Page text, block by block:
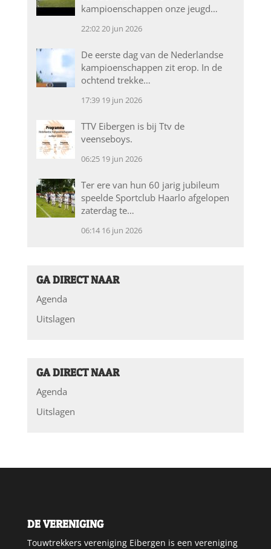
kampioenschappen onze jeugd…
22:0220 jun 2026
De eerste dag van de Nederlandse
kampioenschappen zit erop. In de
ochtend trekke…
17:39 19 jun 2026
TTV Eibergen is bij Ttv de
veenseboys.
06:25 19 jun 2026
Ter ere van hun 60 jarig jubileum
speelde Sportclub Haarlo afgelopen
zaterdag te…
06:14 16 jun 2026
GA DIRECT NAAR
Agenda
Uitslagen
GA DIRECT NAAR
Agenda
Uitslagen
DE VERENIGING
Touwtrekkers vereniging Eibergen is een vereniging